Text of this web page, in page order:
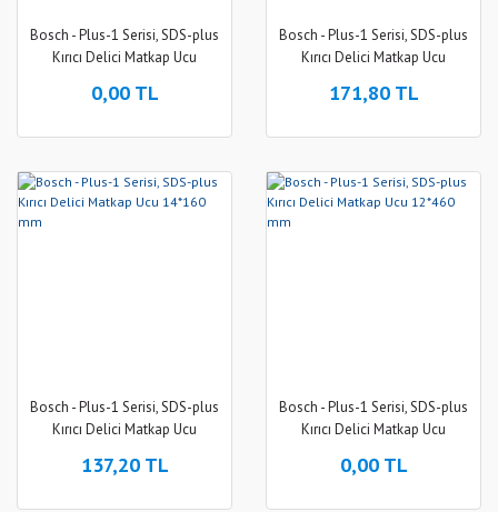
Bosch - Plus-1 Serisi, SDS-plus
Kırıcı Delici Matkap Ucu
0,00 TL
Bosch - Plus-1 Serisi, SDS-plus
Kırıcı Delici Matkap Ucu
171,80 TL
Bosch - Plus-1 Serisi, SDS-plus
Kırıcı Delici Matkap Ucu
137,20 TL
Bosch - Plus-1 Serisi, SDS-plus
Kırıcı Delici Matkap Ucu
0,00 TL